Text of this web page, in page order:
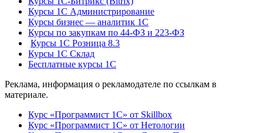
Курсы 1С Администрирование
Курсы бизнес — аналитик 1С
Курсы по закупкам по 44‑ФЗ и 223‑ФЗ
Курсы 1С Розница 8.3
Курсы 1С Склад
Бесплатные курсы 1С
Реклама, информация о рекламодателе по ссылкам в
материале.
Курс «Программист 1С» от Skillbox
Курс «Программист 1С» от Нетологии